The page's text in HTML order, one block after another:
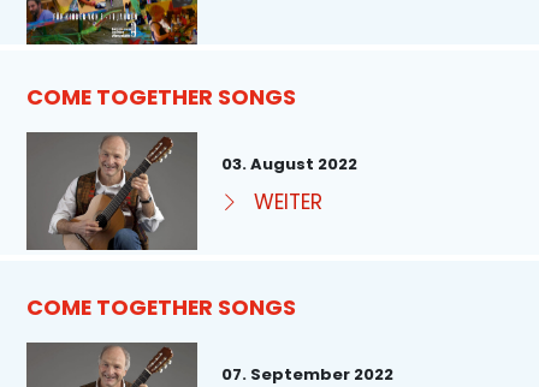
COME TOGETHER SONGS
03. August 2022
WEITER
COME TOGETHER SONGS
07. September 2022